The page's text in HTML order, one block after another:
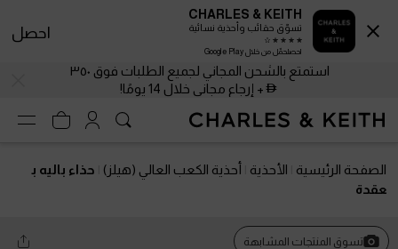
استمتع بالشحن المجاني لجميع الطلبات فوق ٣٥٠
+ إرجاع مجاني خلال 14 يومًا!
الصفحة الرئيسية الأحذية أحذية الكعب العالي (هيلز)
حذاء باليه ب
عقدة
تسوق المنتجات المشابهة
CHARLES & KEITH
تسوّق حقائب وأحذية نسائية
احصلحمّل من خلال Google Play
احصل